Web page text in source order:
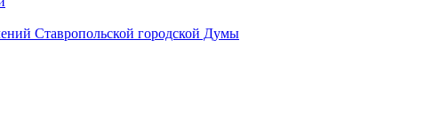
Ставропольской городской Думы